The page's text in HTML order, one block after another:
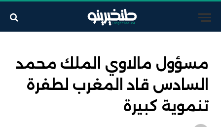
مسؤول مالاوي الملك محمد
السادس قاد المغرب لطفرة
تنموية كبيرة